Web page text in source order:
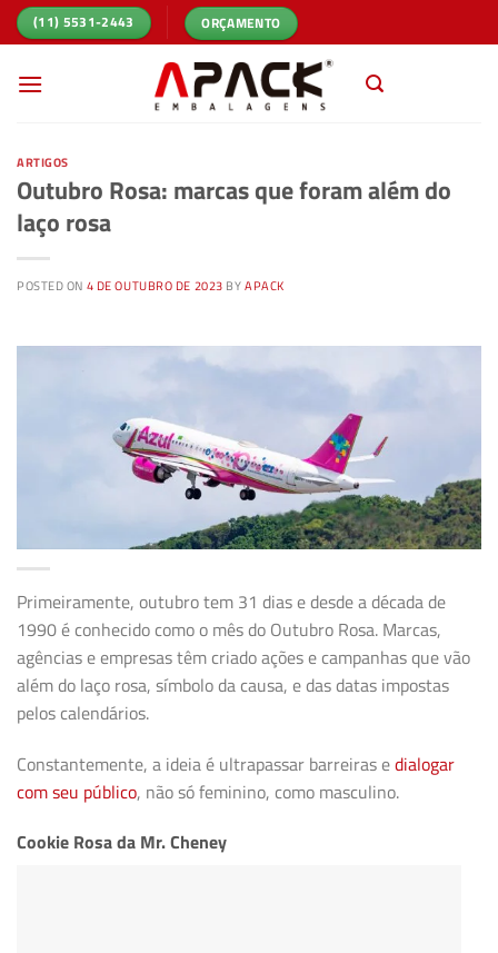
Skip
to
(11) 5531-2443 ORÇAMENTO
ARTIGOS
Outubro Rosa: marcas que foram além do
laço rosa
POSTED ON 4 DE OUTUBRO DE 2023 BYAPACK
Primeiramente, outubro tem 31 dias e desde a década de
1990 é conhecido como o mês do Outubro Rosa. Marcas,
agências e empresas têm criado ações e campanhas que vão
além do laço rosa, símbolo da causa, e das datas impostas
pelos calendários.
Constantemente, a ideia é ultrapassar barreiras edialogar
com seu público, não só feminino, como masculino.
Cookie Rosa da Mr. Cheney